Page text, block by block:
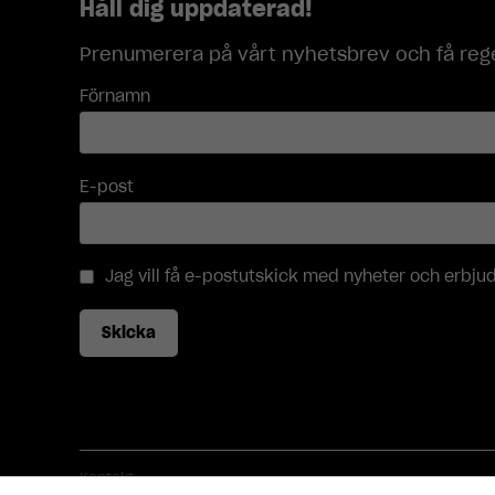
Håll dig uppdaterad!
Prenumerera på vårt nyhetsbrev och få
Förnamn
E-post
Jag vill få e-postutskick med nyheter och
Skicka
Kontakt